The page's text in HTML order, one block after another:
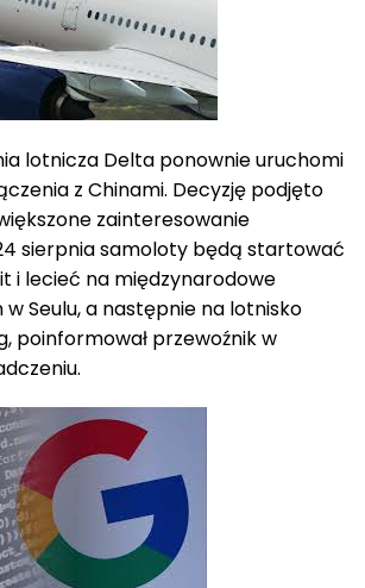
lotnicza Delta ponownie uruchomi
z Chinami. Decyzję podjęto
zainteresowanie
sierpnia samoloty będą startować
i lecieć na międzynarodowe
Seulu, a następnie na lotnisko
poinformował przewoźnik w